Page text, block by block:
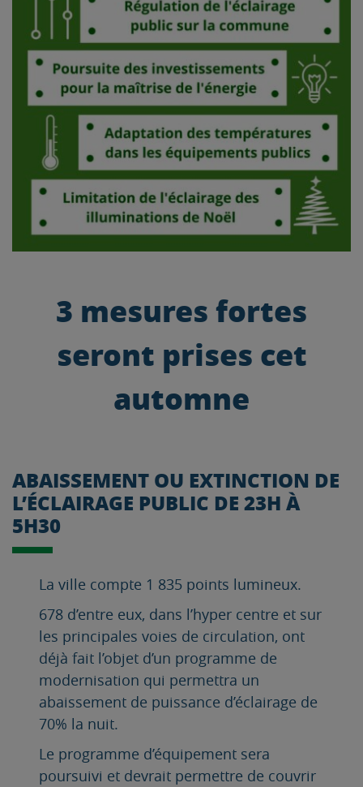
3 mesures fortes
seront prises cet
automne
ABAISSEMENT OU EXTINCTION DE
L’ÉCLAIRAGE PUBLIC DE 23H À
5H30
La ville compte 1 835 points lumineux.
678 d’entre eux, dans l’hyper centre et sur
les principales voies de circulation, ont
déjà fait l’objet d’un programme de
modernisation qui permettra un
abaissement de puissance d’éclairage de
70% la nuit.
Le programme d’équipement sera
poursuivi et devrait permettre de couvrir